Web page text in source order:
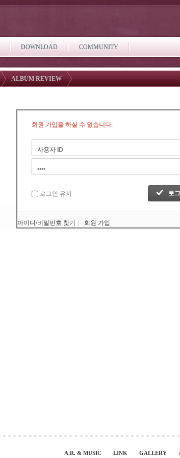
DOWNLOAD COMMUNITY
ALBUM REVIEW
회원 가입을 하실 수 없습니다.
로그인 유지
아이디/비밀번호 찾기 회원 가입
A.R. & MUSIC LINK GALLERY